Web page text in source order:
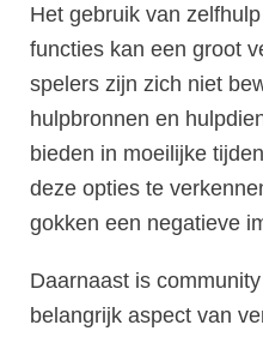
Het gebruik van
functies kan een groot
spelers zijn zich niet
hulpbronnen en
bieden in moeilijke
deze opties te
gokken een negatieve
Daarnaast is
belangrijk aspect van